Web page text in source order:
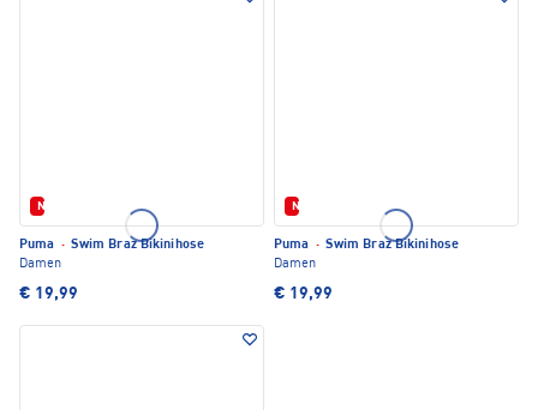
Neu
Puma · Swim Braz Bikinihose
Damen
€ 19,99
Neu
Puma · Swim Braz Bikinihose
Damen
€ 19,99